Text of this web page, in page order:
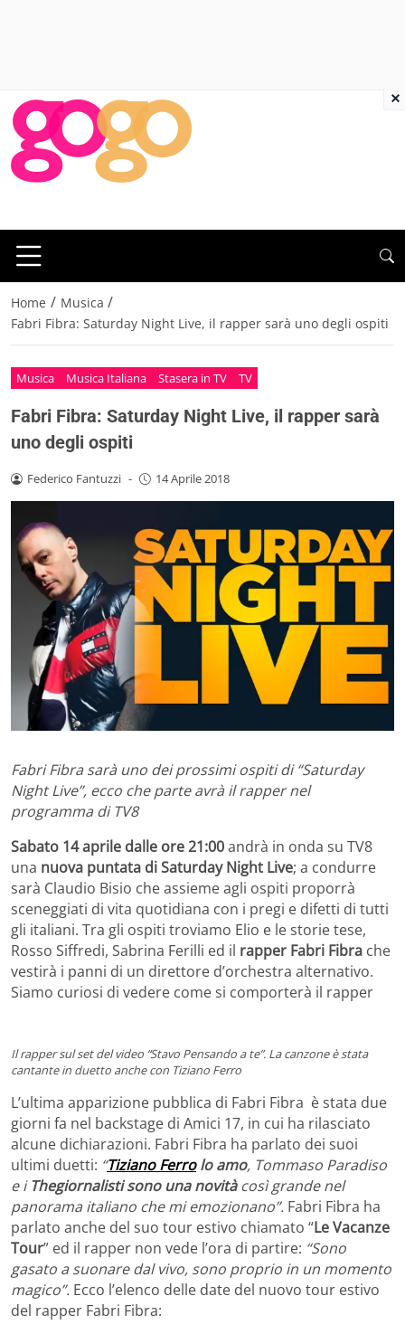
Home / Musica /
Fabri Fibra: Saturday Night Live, il rapper sarà uno degli ospiti
Musica Musica Italiana Stasera in TV TV
Fabri Fibra: Saturday Night Live, il rapper sarà
uno degli ospiti
Federico Fantuzzi - 14 Aprile 2018
Fabri Fibra sarà uno dei prossimi ospiti di “Saturday
Night Live”, ecco che parte avrà il rapper nel
programma di TV8
Sabato 14 aprile dalle ore 21:00andrà in onda su TV8
una nuova puntata di Saturday Night Live; a condurre
sarà Claudio Bisio che assieme agli ospiti proporrà
sceneggiati di vita quotidiana con i pregi e difetti di tutti
gli italiani. Tra gli ospiti troviamo Elio e le storie tese,
Rosso Siffredi, Sabrina Ferilli ed il rapper Fabri Fibra che
vestirà i panni di un direttore d’orchestra alternativo.
Siamo curiosi di vedere come si comporterà il rapper
Il rapper sul set del video “Stavo Pensando a te”. La canzone è stata
cantante in duetto anche con Tiziano Ferro
L’ultima apparizione pubblica di Fabri Fibra è stata due
giorni fa nel backstage di Amici 17, in cui ha rilasciato
alcune dichiarazioni. Fabri Fibra ha parlato dei suoi
ultimi duetti: “Tiziano Ferrolo amo, Tommaso Paradiso
e iThegiornalisti sono una novitàcosì grande nel
panorama italiano che mi emozionano”. Fabri Fibra ha
parlato anche del suo tour estivo chiamato “Le Vacanze
Tour” ed il rapper non vede l’ora di partire: “Sono
gasato a suonare dal vivo, sono proprio in un momento
magico”. Ecco l’elenco delle date del nuovo tour estivo
del rapper Fabri Fibra:
×